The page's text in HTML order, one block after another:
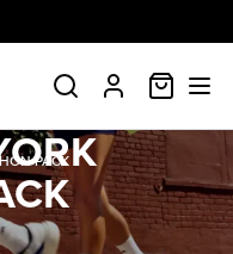
SØK PROFIL
PACK